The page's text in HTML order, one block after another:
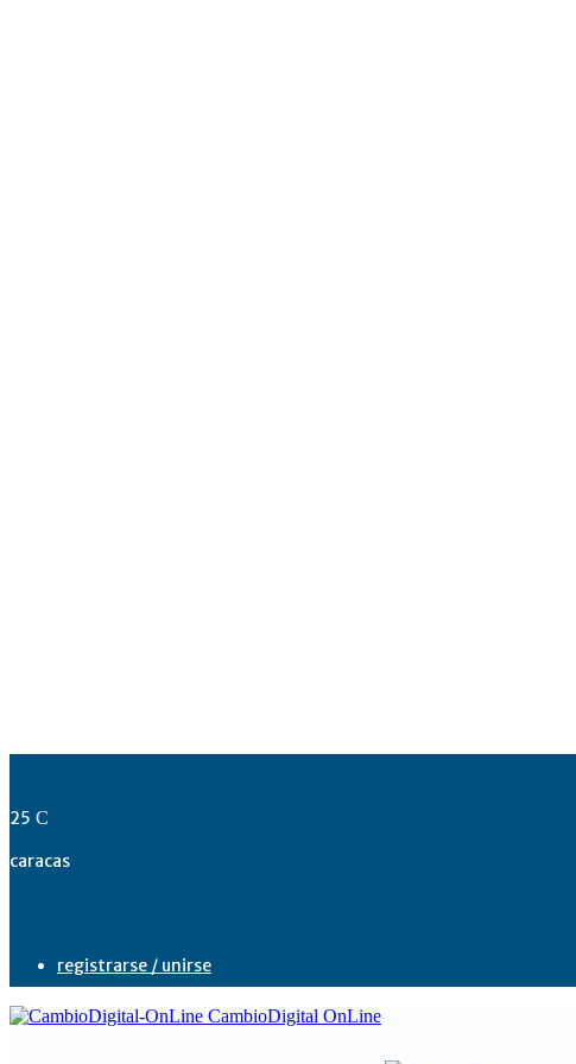
25 C
caracas
registrarse / unirse
CambioDigital OnLine